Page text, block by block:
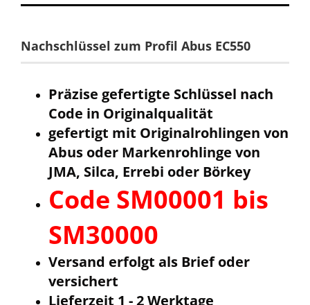
Nachschlüssel zum Profil Abus EC550
Präzise gefertigte Schlüssel nach
Code in Originalqualität
gefertigt mit Originalrohlingen von
Abus oder Markenrohlinge von
JMA, Silca, Errebi oder Börkey
Code SM00001 bis
SM30000
Versand erfolgt als Brief oder
versichert
Lieferzeit 1 - 2 Werktage